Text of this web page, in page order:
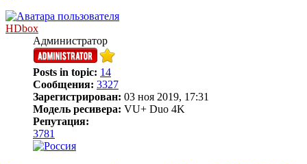
началу
HDbox
Администратор
Posts in topic: 14
Сообщения: 3327
Зарегистрирован: 03 ноя 2019, 17:31
Модель ресивера: VU+ Duo 4K
Репутация:
3781